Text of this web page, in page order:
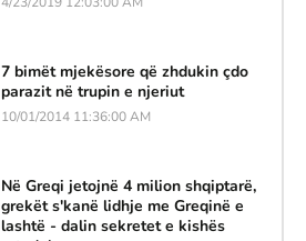
7 bimët mjekësore që zhdukin çdo
parazit në trupin e njeriut
10/01/2014 11:36:00 AM
Në Greqi jetojnë 4 milion shqiptarë,
grekët s'kanë lidhje me Greqinë e
lashtë - dalin sekretet e kishës